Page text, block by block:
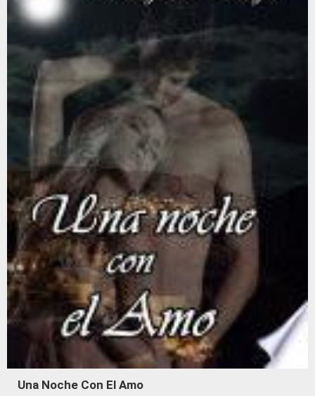
Una Noche Con El Amo